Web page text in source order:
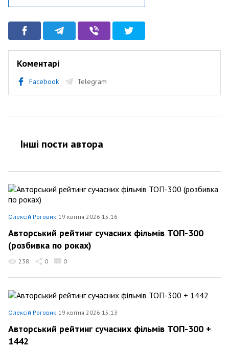
Коментарі
Facebook Telegram
Інші пости автора
Олексій Роговик 19 квітня 2026 15:16
Авторський рейтинг сучасних фільмів ТОП-300
(розбивка по роках)
238 0 0
Олексій Роговик 19 квітня 2026 15:13
Авторський рейтинг сучасних фільмів ТОП-300 +
1442